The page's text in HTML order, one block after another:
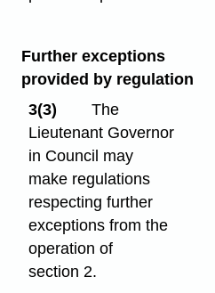
Further exceptions
provided by regulation
3(3)
The
Lieutenant Governor
in Council may
make regulations
respecting further
exceptions from the
operation of
section 2.